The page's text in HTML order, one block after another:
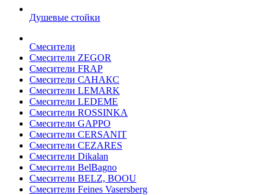
Душевые стойки
Смесители
Смесители ZEGOR
Смесители FRAP
Смесители САНАКС
Смесители LEMARK
Смесители LEDEME
Смесители ROSSINKA
Смесители GAPPO
Смесители CERSANIT
Смесители CEZARES
Смесители Dikalan
Смесители BelBagno
Смесители BELZ, BOOU
Смесители Feines Vasersberg